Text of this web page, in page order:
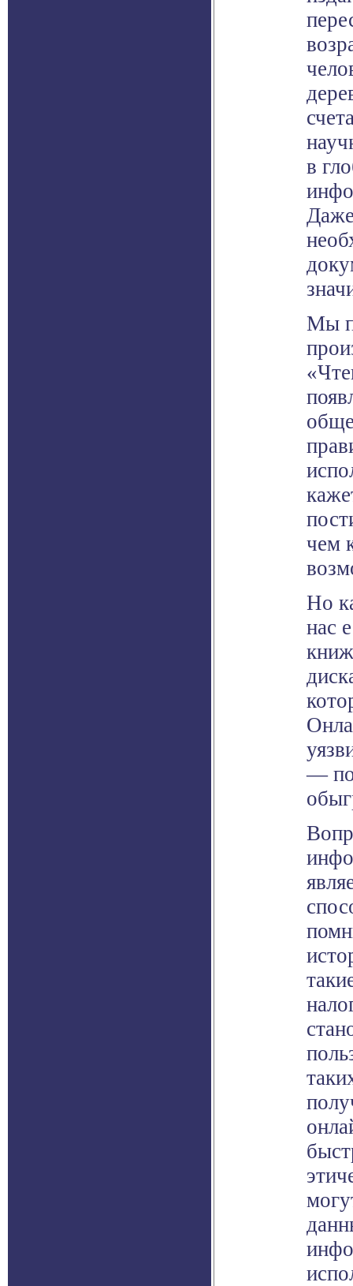
в
Мы
чем
Но
нас
—